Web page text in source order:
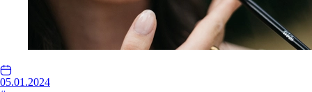
05.01.2024